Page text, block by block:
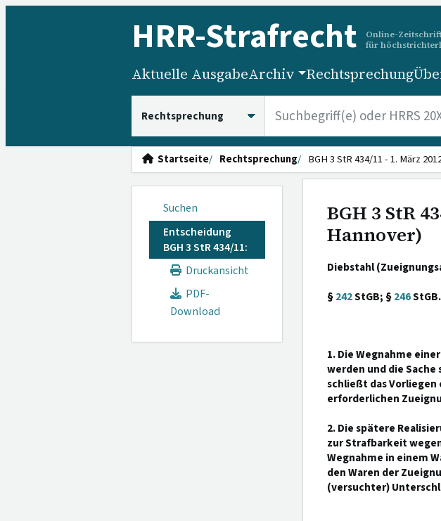
HRR-Strafrecht
Online-
für
Aktuelle AusgabeArchiv Rechtsprechung
Startseite Rechtsprechung BGH 3 StR 434/11 - 1. März
Suchen
Entscheidung
BGH 3 StR 434/11:
Druckansicht
PDF-
Download
BGH 3 StR
Hannover)
Diebstahl
§242StGB; §246StGB.
1. Die Wegnahme
werden und die
schließt das
erforderlichen
2. Die spätere
zur Strafbarkeit
Wegnahme in einem
den Waren der
(versuchter)